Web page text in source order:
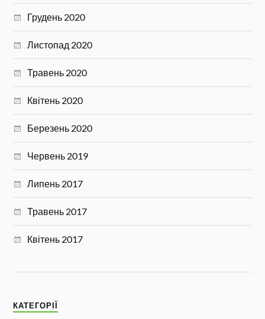
Грудень 2020
Листопад 2020
Травень 2020
Квітень 2020
Березень 2020
Червень 2019
Липень 2017
Травень 2017
Квітень 2017
КАТЕГОРІЇ